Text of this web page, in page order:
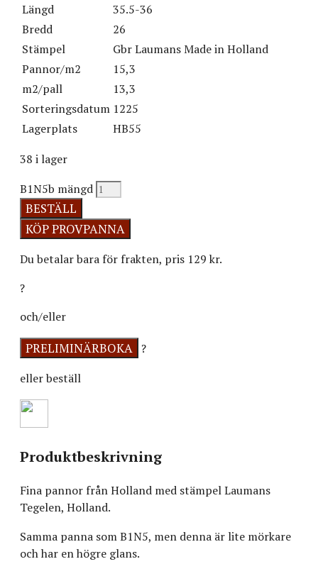
Längd
35.5-36
Bredd
26
Stämpel
Gbr Laumans Made in Holland
Pannor/m2
15,3
m2/pall
13,3
Sorteringsdatum 1225
Lagerplats
HB55
38 i lager
B1N5b mängd
BESTÄLL
Du betalar bara för frakten, pris 129 kr.
?
och/eller
?
eller beställ
Produktbeskrivning
Fina pannor från Holland med stämpel Laumans
Tegelen, Holland.
Samma panna som B1N5, men denna är lite mörkare
och har en högre glans.